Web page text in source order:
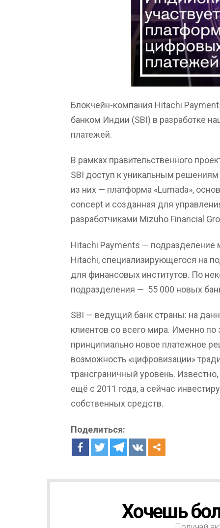
Блокчейн-компания Hitachi
банком Индии (SBI) в разработке
платежей.
В рамках правительственного
SBI доступ к уникальным
из них — платформа «Lumada»,
concept и созданная для
разработчиками Mizuho Financial
Hitachi Payments — подразделение
Hitachi, специализирующегося на
для финансовых институтов. По
подразделения — 55 000 новых
SBI — ведущий банк страны: на
клиентов со всего мира. Именно по
принципиально новое платежное
возможность «цифровизации»
трансграничный уровень.
ещё с 2011 года, а сейчас
собственных средств.
Поделиться:
Хочешь